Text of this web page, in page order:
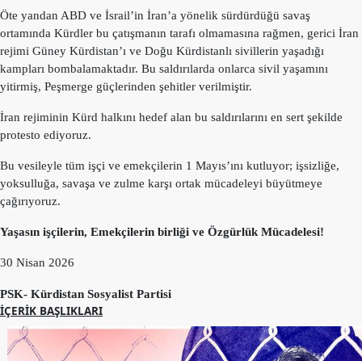
Basın
Açıklamaları
Etkinlikler
PSK
YAYıNLAR
Bültenler
Deklerasyonlar
İLETIŞIM
Öte yandan ABD ve İsrail’in İran’a yönelik sürdürdüğü savaş
ortamında Kürdler bu çatışmanın tarafı olmamasına rağmen, gerici İran
rejimi Güney Kürdistan’ı ve Doğu Kürdistanlı sivillerin yaşadığı
kampları bombalamaktadır. Bu saldırılarda onlarca sivil yaşamını
yitirmiş, Peşmerge güçlerinden şehitler verilmiştir.
İran rejiminin Kürd halkını hedef alan bu saldırılarını en sert şekilde
protesto ediyoruz.
Bu vesileyle tüm işçi ve emekçilerin 1 Mayıs’ını kutluyor; işsizliğe,
yoksulluğa, savaşa ve zulme karşı ortak mücadeleyi büyütmeye
çağırıyoruz.
Yaşasın işçilerin, Emekçilerin birliği ve Özgürlük Mücadelesi!
30 Nisan 2026
PSK- Kürdistan Sosyalist Partisi
İÇERIK BAŞLIKLARI